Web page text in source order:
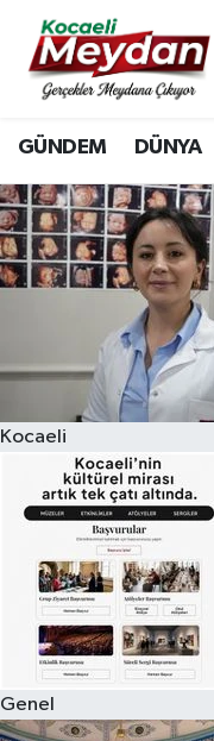
GÜNDEM DÜNYA
Kocaeli
Genel
Nöbetçi
Hava Durumu
Trafik Durumu
Süper Lig Puan
Tüm Manşetler
Son Dakika
Haber Arşivi